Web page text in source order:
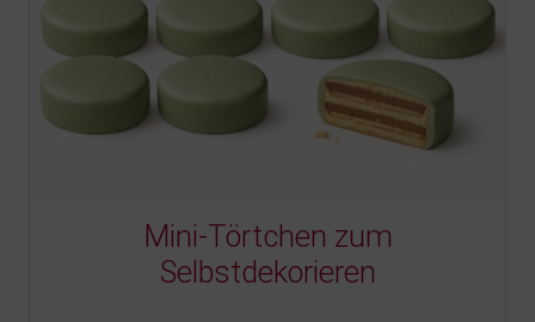
Mini-Törtchen zum
Selbstdekorieren